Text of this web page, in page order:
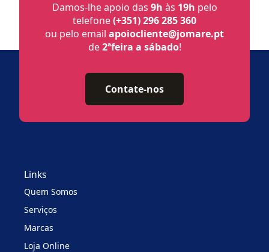
Damos-lhe apoio das 9h às 19h pelo
telefone(+351) 296 285 360
ou pelo email apoiocliente@jomare.pt
de2ªfeira a sábado!
Contate-nos
Links
Quem Somos
Serviços
Marcas
Loja Online